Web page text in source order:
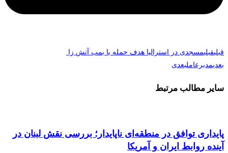
قبلیقبلیمسجدی در استرالیا هدف حمله با بمب آتش زا
بعدیمدیرعاملبعدی
سایر مطالب مرتبط
پایداری توافق در منطقه‌ای ناپایدار؛ بررسی نقش لبنان در
آینده روابط ایران و آمریکا